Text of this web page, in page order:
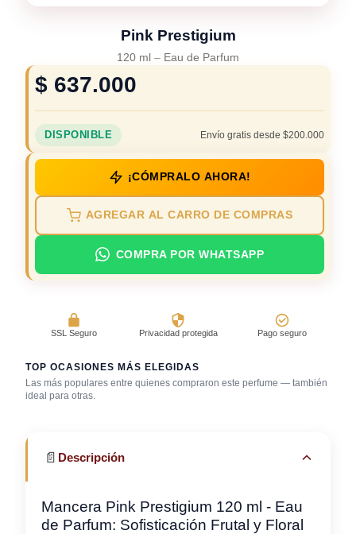
Pink Prestigium
120 ml – Eau de Parfum
$ 637.000
DISPONIBLE Envío gratis desde $200.000
¡CÓMPRALO AHORA!
AGREGAR AL CARRO DE COMPRAS
COMPRA POR WHATSAPP
SSL Seguro Privacidad protegida Pago seguro
TOP OCASIONES MÁS ELEGIDAS
Las más populares entre quienes compraron este perfume — también
ideal para otras.
Bar / cocteles
Salida casual de
📄 Descripción
Mancera Pink Prestigium 120 ml - Eau
de Parfum: Sofisticación Frutal y Floral